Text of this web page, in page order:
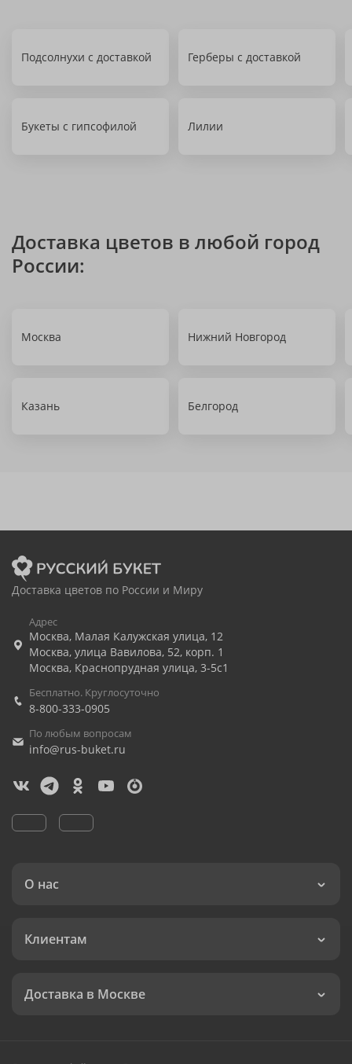
Подсолнухи с доставкой Герберы с доставкой
Букеты с гипсофилой Лилии
Доставка цветов в любой город
России:
Москва Нижний Новгород
Казань Белгород
Доставка цветов по России и Миру
Адрес
Москва, Малая Калужская улица, 12
Москва, улица Вавилова, 52, корп. 1
Москва, Краснопрудная улица, 3-5с1
Бесплатно. Круглосуточно
8-800-333-0905
По любым вопросам
info@rus-buket.ru
О нас
Клиентам
Доставка в Москве